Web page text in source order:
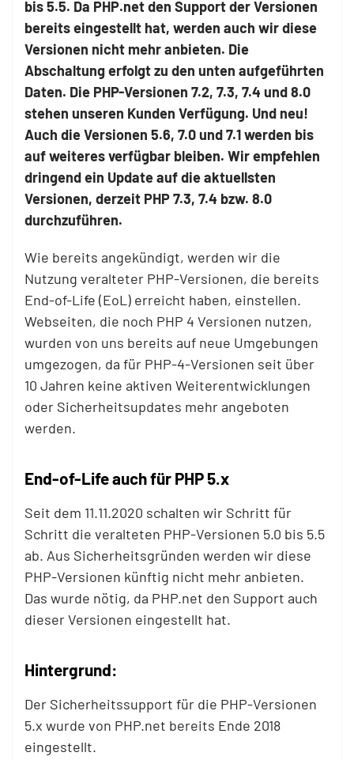
bis 5.5. Da PHP.net den Support der Versionen
bereits eingestellt hat, werden auch wir diese
Versionen nicht mehr anbieten. Die
Abschaltung erfolgt zu den unten aufgeführten
Daten. Die PHP-Versionen 7.2, 7.3, 7.4 und 8.0
stehen unseren Kunden Verfügung. Und neu!
Auch die Versionen 5.6, 7.0 und 7.1 werden bis
auf weiteres verfügbar bleiben. Wir empfehlen
dringend ein Update auf die aktuellsten
Versionen, derzeit PHP 7.3, 7.4 bzw. 8.0
durchzuführen.
Wie bereits angekündigt, werden wir die
Nutzung veralteter PHP-Versionen, die bereits
End-of-Life (EoL) erreicht haben, einstellen.
Webseiten, die noch PHP 4 Versionen nutzen,
wurden von uns bereits auf neue Umgebungen
umgezogen, da für PHP-4-Versionen seit über
10 Jahren keine aktiven Weiterentwicklungen
oder Sicherheitsupdates mehr angeboten
werden.
End-of-Life auch für PHP 5.x
Seit dem 11.11.2020 schalten wir Schritt für
Schritt die veralteten PHP-Versionen 5.0 bis 5.5
ab. Aus Sicherheitsgründen werden wir diese
PHP-Versionen künftig nicht mehr anbieten.
Das wurde nötig, da PHP.net den Support auch
dieser Versionen eingestellt hat.
Hintergrund:
Der Sicherheitssupport für die PHP-Versionen
5.x wurde von PHP.net bereits Ende 2018
eingestellt.